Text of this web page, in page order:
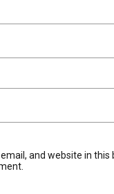
and website in